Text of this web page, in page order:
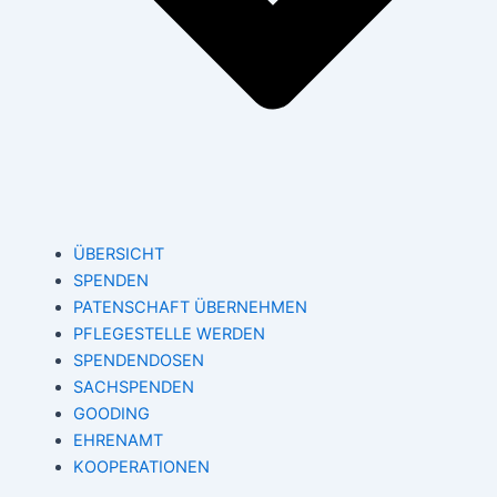
ÜBERSICHT
SPENDEN
PATENSCHAFT ÜBERNEHMEN
PFLEGESTELLE WERDEN
SPENDENDOSEN
SACHSPENDEN
GOODING
EHRENAMT
KOOPERATIONEN